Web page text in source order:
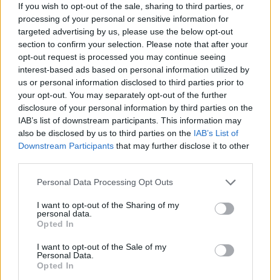
If you wish to opt-out of the sale, sharing to third parties, or
processing of your personal or sensitive information for
targeted advertising by us, please use the below opt-out
section to confirm your selection. Please note that after your
opt-out request is processed you may continue seeing
interest-based ads based on personal information utilized by
us or personal information disclosed to third parties prior to
your opt-out. You may separately opt-out of the further
disclosure of your personal information by third parties on the
IAB’s list of downstream participants. This information may
also be disclosed by us to third parties on the IAB’s List of
Downstream Participants that may further disclose it to other
Personal Data Processing Opt Outs
I want to opt-out of the Sharing of my
personal data.
Opted In
I want to opt-out of the Sale of my
Personal Data.
Opted In
saldžiosios bulvės, vištiena, žuvis, varškės
sūris, kiaušiniai, įvairios daržovės. Venkite
nesveiko, greito maisto, netinkamų maisto
derinių, persivalgymo. Maistas turi būti
lengvas, geriausia virtas ar ruoštas garuose.
Jeigu neturite galimybės pavalgyti 2-3
valandas prieš treniruotę, tuomet likus 30-
60 min. iki treniruotės užkąskite. Užkandžiui
tiks švieži saldūs vaisiai, natūralus avižų ar
baltyminis batonėlis, jogurtas su saldžiais
vaisių gabalėliais ar džiovinti vaisiai. Venkite
sėklų, aliejų ir pan., nes riebalai lėtina
virškinimą, o nesuvirškintas maistas gali